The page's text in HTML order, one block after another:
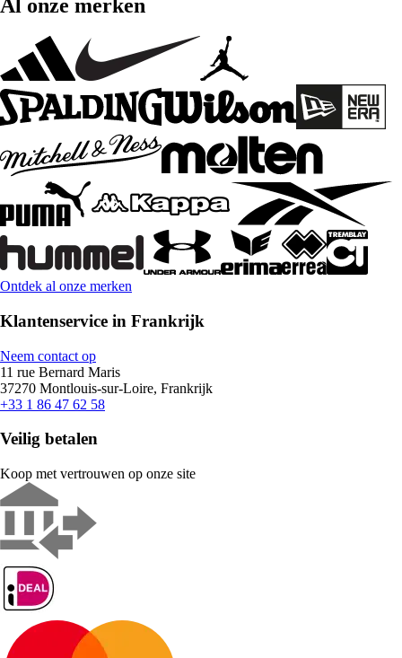
Al onze merken
Ontdek al onze merken
Klantenservice in Frankrijk
Neem contact op
11 rue Bernard Maris
37270 Montlouis-sur-Loire, Frankrijk
+33 1 86 47 62 58
Veilig betalen
Koop met vertrouwen op onze site